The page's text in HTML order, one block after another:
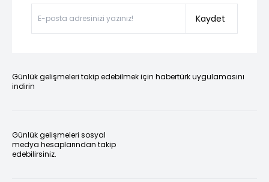
Kaydet
Günlük gelişmeleri takip edebilmek için habertürk uygulamasını
indirin
Günlük gelişmeleri sosyal
medya hesaplarından takip
edebilirsiniz.